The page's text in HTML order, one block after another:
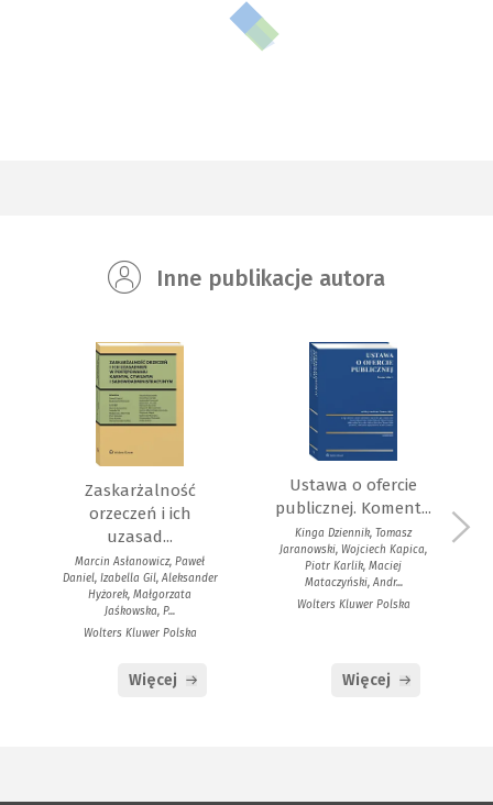
Inne publikacje autora
Zaskarżalność
orzeczeń i ich
uzasad...
Marcin Asłanowicz, Paweł
Daniel, Izabella Gil, Aleksander
Hyżorek, Małgorzata
Jaśkowska, P...
Wolters Kluwer Polska
Więcej
Ustawa o ofercie
publicznej. Koment...
Kinga Dziennik, Tomasz
Jaranowski, Wojciech Kapica,
Piotr Karlik, Maciej
Mataczyński, Andr...
Wolters Kluwer Polska
Więcej